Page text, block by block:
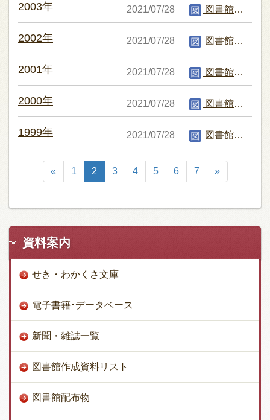
2003年 2021/07/28 図書館編集者
2002年 2021/07/28 図書館編集者
2001年 2021/07/28 図書館編集者
2000年 2021/07/28 図書館編集者
1999年 2021/07/28 図書館編集者
« 1 2 3 4 5 6 7 »
資料案内
せき・わかくさ文庫
電子書籍･データベース
新聞・雑誌一覧
図書館作成資料リスト
図書館配布物